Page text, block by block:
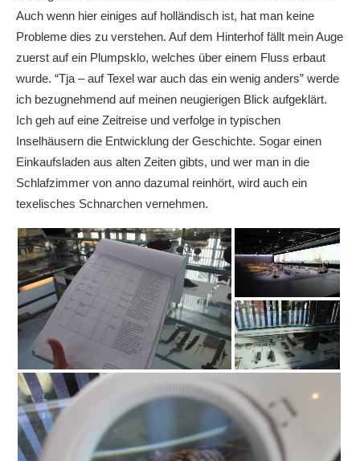
Auch wenn hier einiges auf holländisch ist, hat man keine
Probleme dies zu verstehen. Auf dem Hinterhof fällt mein Auge
zuerst auf ein Plumpsklo, welches über einem Fluss erbaut
wurde. “Tja – auf Texel war auch das ein wenig anders” werde
ich bezugnehmend auf meinen neugierigen Blick aufgeklärt.
Ich geh auf eine Zeitreise und verfolge in typischen
Inselhäusern die Entwicklung der Geschichte. Sogar einen
Einkaufsladen aus alten Zeiten gibts, und wer man in die
Schlafzimmer von anno dazumal reinhört, wird auch ein
texelisches Schnarchen vernehmen.